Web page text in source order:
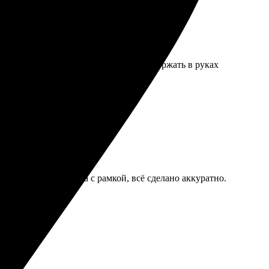
сохранилась. Приятно держать в руках
Быстрая сборка с рамкой, всё сделано аккуратно.